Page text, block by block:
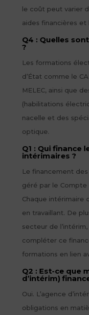
le coût peut varier
aides financières et
Q4 : Quelles
?
Les formations
d’État comme le
MELEC, ainsi que
(habilitations
nacelle et des
optique.
Q1 : Qui finance
intérimaires ?
Le financement
géré par le Compte
Chaque intérimaire
en travaillant. De
secteur de
compléter ce
formations en lien
Q2 : Est-ce que
d’intérim)
Oui. L’agence
obligations en